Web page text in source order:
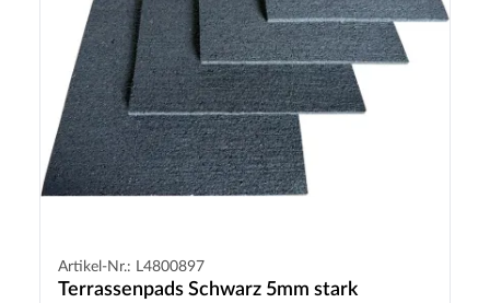
Artikel-Nr.: L4800897
Terrassenpads Schwarz 5mm stark